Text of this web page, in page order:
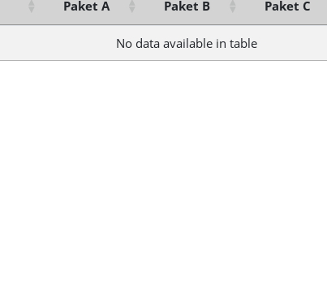
Paket A Paket B Paket C
No data available in table